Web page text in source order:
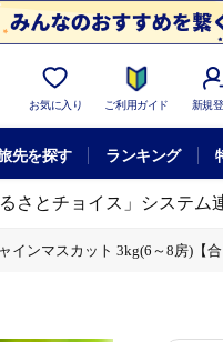
お気に入り ご利用ガイド 新規
先を探す ランキング
るさとチョイス」システム
インマスカット 3kg(6～8房)【